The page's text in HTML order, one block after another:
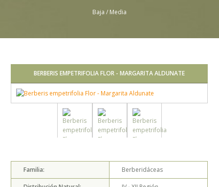
Baja / Media
BERBERIS EMPETRIFOLIA FLOR - MARGARITA ALDUNATE
Familia: Berberidáceas